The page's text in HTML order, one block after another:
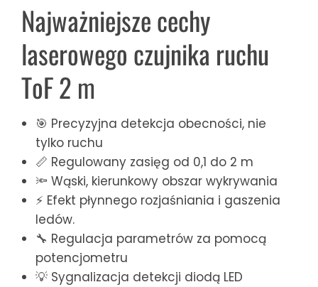
Najważniejsze cechy
laserowego czujnika ruchu
ToF 2 m
🎯 Precyzyjna detekcja obecności, nie
tylko ruchu
📏 Regulowany zasięg od 0,1 do 2 m
🔦 Wąski, kierunkowy obszar wykrywania
⚡ Efekt płynnego rozjaśniania i gaszenia
ledów.
🔧 Regulacja parametrów za pomocą
potencjometru
💡 Sygnalizacja detekcji diodą LED